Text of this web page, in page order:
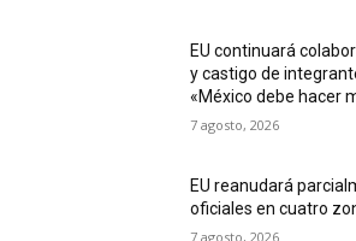
EU continuará
y castigo de
«México debe hacer
7 agosto, 2026
EU reanudará
oficiales en cuatro
7 agosto, 2026